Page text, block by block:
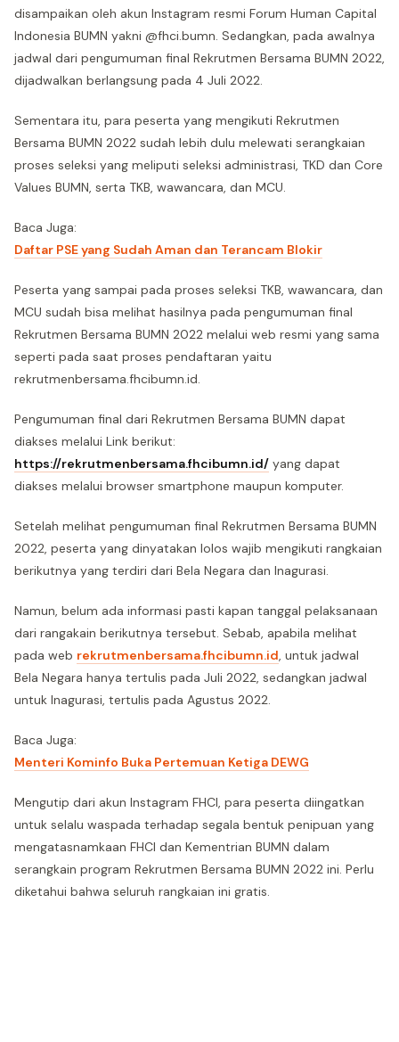
disampaikan oleh akun Instagram resmi Forum Human Capital
Indonesia BUMN yakni @fhci.bumn. Sedangkan, pada awalnya
jadwal dari pengumuman final Rekrutmen Bersama BUMN 2022,
dijadwalkan berlangsung pada 4 Juli 2022.
Sementara itu, para peserta yang mengikuti Rekrutmen
Bersama BUMN 2022 sudah lebih dulu melewati serangkaian
proses seleksi yang meliputi seleksi administrasi, TKD dan Core
Values BUMN, serta TKB, wawancara, dan MCU.
Baca Juga:
Daftar PSE yang Sudah Aman dan Terancam Blokir
Peserta yang sampai pada proses seleksi TKB, wawancara, dan
MCU sudah bisa melihat hasilnya pada pengumuman final
Rekrutmen Bersama BUMN 2022 melalui web resmi yang sama
seperti pada saat proses pendaftaran yaitu
rekrutmenbersama.fhcibumn.id.
Pengumuman final dari Rekrutmen Bersama BUMN dapat
diakses melalui Link berikut:
https://rekrutmenbersama.fhcibumn.id/ yang dapat
diakses melalui browser smartphone maupun komputer.
Setelah melihat pengumuman final Rekrutmen Bersama BUMN
2022, peserta yang dinyatakan lolos wajib mengikuti rangkaian
berikutnya yang terdiri dari Bela Negara dan Inagurasi.
Namun, belum ada informasi pasti kapan tanggal pelaksanaan
dari rangakain berikutnya tersebut. Sebab, apabila melihat
pada web rekrutmenbersama.fhcibumn.id, untuk jadwal
Bela Negara hanya tertulis pada Juli 2022, sedangkan jadwal
untuk Inagurasi, tertulis pada Agustus 2022.
Baca Juga:
Menteri Kominfo Buka Pertemuan Ketiga DEWG
Mengutip dari akun Instagram FHCI, para peserta diingatkan
untuk selalu waspada terhadap segala bentuk penipuan yang
mengatasnamkaan FHCI dan Kementrian BUMN dalam
serangkain program Rekrutmen Bersama BUMN 2022 ini. Perlu
diketahui bahwa seluruh rangkaian ini gratis.